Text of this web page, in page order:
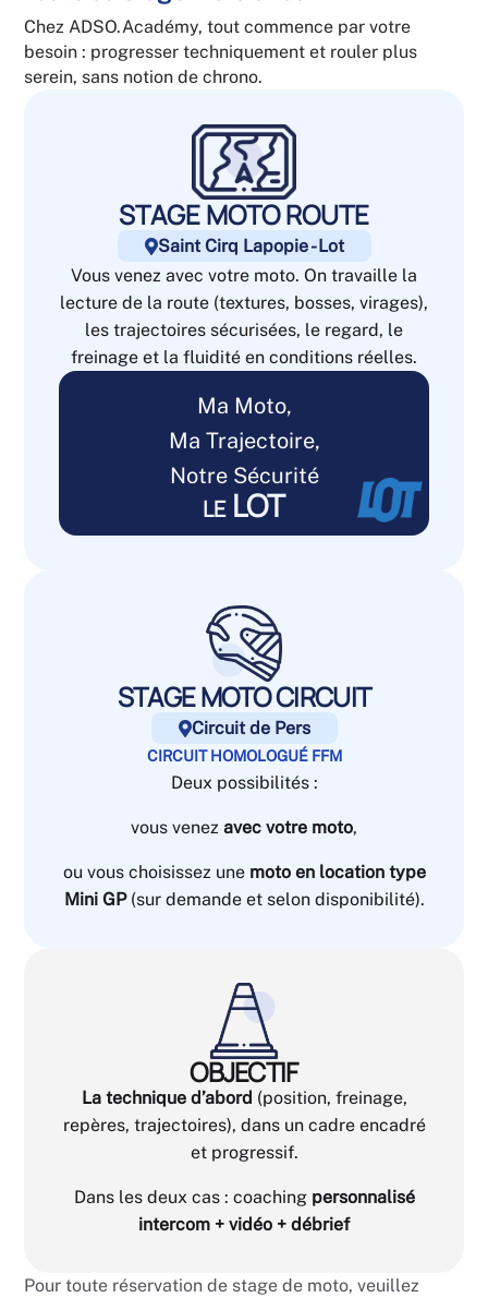
Chez ADSO.Académy, tout commence par votre
besoin : progresser techniquement et rouler plus
serein, sans notion de chrono.
STAGE MOTO ROUTE
Saint Cirq Lapopie - Lot
Vous venez avec votre moto. On travaille la
lecture de la route (textures, bosses, virages),
les trajectoires sécurisées, le regard, le
freinage et la fluidité en conditions réelles.
Ma Moto,
Ma Trajectoire,
Notre Sécurité
le LOT
STAGE MOTO CIRCUIT
Circuit de Pers
CIRCUIT HOMOLOGUÉ FFM
Deux possibilités :
vous venez avec votre moto,
ou vous choisissez une moto en location type
Mini GP(sur demande et selon disponibilité).
OBJECTIF
La technique d’abord (position, freinage,
repères, trajectoires), dans un cadre encadré
et progressif.
Dans les deux cas : coaching personnalisé
intercom + vidéo + débrief
Pour toute réservation de stage de moto, veuillez